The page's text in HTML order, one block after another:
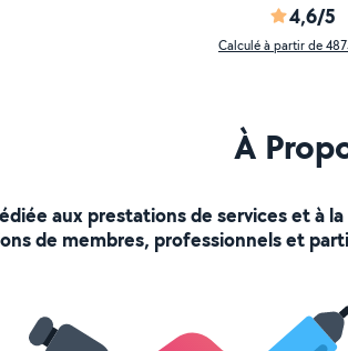
4,6/5
Calculé à partir de
À
aux prestations de services et à
de membres, professionnels et